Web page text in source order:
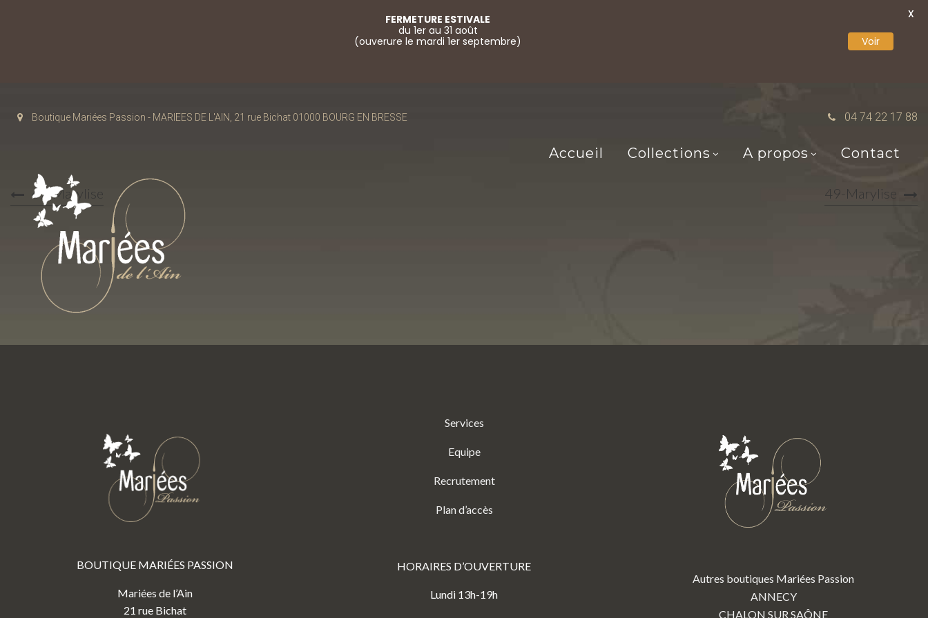
Boutique Mariées Passion - MARIEES DE L'AIN, 21 rue Bichat 01000 BOURG EN BRESSE 04 74 22 17 88
Accueil Collections A propos Contact
47-Marylise 49-Marylise
BOUTIQUE MARIÉES PASSION
Mariées de l’Ain
21 rue Bichat
Services
Equipe
Recrutement
Plan d’accès
HORAIRES D’OUVERTURE
Lundi 13h-19h
Autres boutiques Mariées Passion
ANNECY
CHALON SUR SAÔNE
FERMETURE ESTIVALE
du 1er au 31 août
(ouverure le mardi 1er septembre)
Voir
X